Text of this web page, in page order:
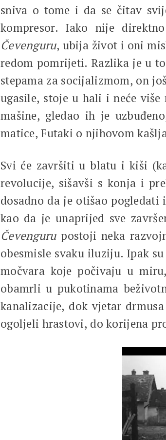
sniva o tome i da se čitav
kompresor. Iako nije
Čevenguru, ubija život i oni
redom pomrijeti. Razlika je u
stepama za socijalizmom, on
ugasile, stoje u hali i neće
mašine, gledao ih je
matice, Futaki o njihovom
Svi će završiti u blatu i kiši
revolucije, sišavši s konja i
dosadno da je otišao
kao da je unaprijed sve
Čevengurupostoji neka
obesmisle svaku iluziju. Ipak
močvara koje počivaju u
obamrli u pukotinama
kanalizacije, dok vjetar
ogoljeli hrastovi, do korijena